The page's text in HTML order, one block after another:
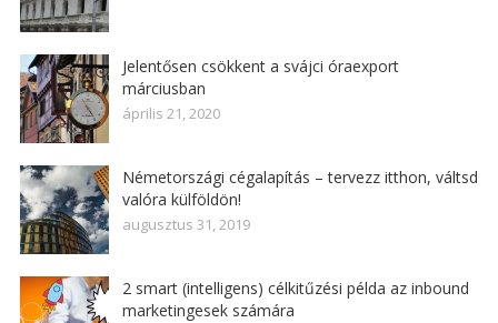
Jelentősen csökkent a svájci óraexport
márciusban
április 21, 2020
Németországi cégalapítás – tervezz itthon, váltsd
valóra külföldön!
augusztus 31, 2019
2 smart (intelligens) célkitűzési példa az inbound
marketingesek számára